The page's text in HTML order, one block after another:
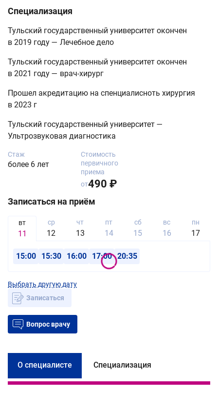
Специализация
Тульский государственный университет окончен
в 2019 году — Лечебное дело
Тульский государственный университет окончен
в 2021 году — врач-хирург
Прошел акредитацию на спенциалисноть хирургия
в 2023 г
Тульский государственный университет —
Ультрозвуковая диагностика
Стаж
более 6 лет
Стоимость
первичного
приема
от490 ₽
Записаться на приём
вт
11
ср
12
чт
13
пт
14
сб
15
вс
16
пн
17
15:00 15:30 16:00 17:00 20:35
Выбрать другую дату
Записаться
Вопрос врачу
О специалисте Специализация